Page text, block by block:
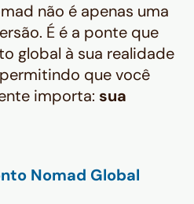
não é apenas uma
É é a ponte que
global à sua realidade
que você
importa: sua